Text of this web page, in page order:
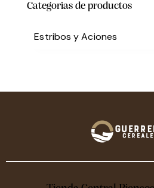
Categorias de productos
Estribos y Aciones